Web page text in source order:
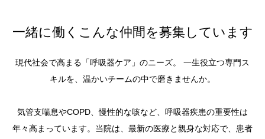
一緒に働くこんな仲間を募集しています
現代社会で高まる「呼吸器ケア」のニーズ。 一生役立つ専門ス
キルを、温かいチームの中で磨きませんか。
気管支喘息やCOPD、慢性的な咳など、呼吸器疾患の重要性は
年々高まっています。当院は、最新の医療と親身な対応で、患者